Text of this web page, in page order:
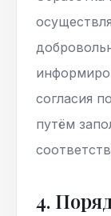
согласия
путём
4.